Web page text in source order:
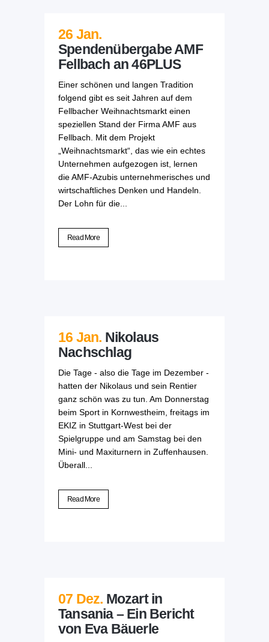
26 Jan.
Spendenübergabe AMF
Fellbach an 46PLUS
Einer schönen und langen Tradition
folgend gibt es seit Jahren auf dem
Fellbacher Weihnachtsmarkt einen
speziellen Stand der Firma AMF aus
Fellbach. Mit dem Projekt
„Weihnachtsmarkt“, das wie ein echtes
Unternehmen aufgezogen ist, lernen
die AMF-Azubis unternehmerisches und
wirtschaftliches Denken und Handeln.
Der Lohn für die...
Read More
16 Jan. Nikolaus
Nachschlag
Die Tage - also die Tage im Dezember -
hatten der Nikolaus und sein Rentier
ganz schön was zu tun. Am Donnerstag
beim Sport in Kornwestheim, freitags im
EKIZ in Stuttgart-West bei der
Spielgruppe und am Samstag bei den
Mini- und Maxiturnern in Zuffenhausen.
Überall...
Read More
07 Dez. Mozart in
Tansania – Ein Bericht
von Eva Bäuerle